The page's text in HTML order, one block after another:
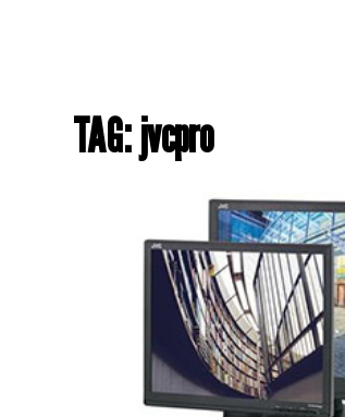
TAG: jvcpro